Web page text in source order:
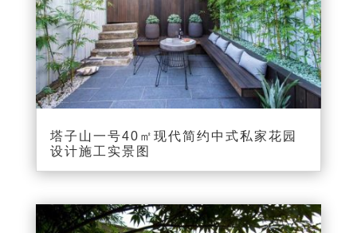
塔子山一号40㎡现代简约中式私家花园
设计施工实景图